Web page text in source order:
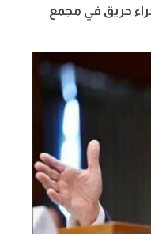
4 مصابين جراء حريق في مجمع